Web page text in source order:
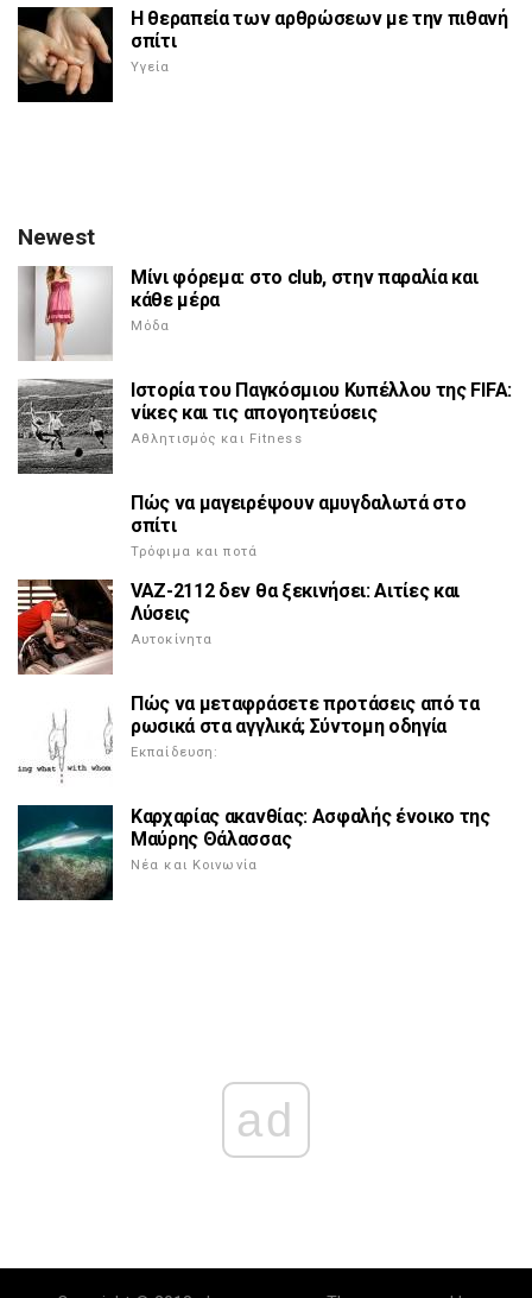
Η θεραπεία των αρθρώσεων με την πιθανή
σπίτι
Υγεία
Newest
Μίνι φόρεμα: στο club, στην παραλία και
κάθε μέρα
Μόδα
Ιστορία του Παγκόσμιου Κυπέλλου της FIFA:
νίκες και τις απογοητεύσεις
Αθλητισμός και Fitness
Πώς να μαγειρέψουν αμυγδαλωτά στο
σπίτι
Τρόφιμα και ποτά
VAZ-2112 δεν θα ξεκινήσει: Αιτίες και
Λύσεις
Αυτοκίνητα
Πώς να μεταφράσετε προτάσεις από τα
ρωσικά στα αγγλικά; Σύντομη οδηγία
Εκπαίδευση:
Καρχαρίας ακανθίας: Ασφαλής ένοικο της
Μαύρης Θάλασσας
Νέα και Κοινωνία
ad